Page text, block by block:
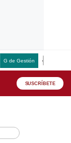
G de Gestión
SUSCRÍBETE